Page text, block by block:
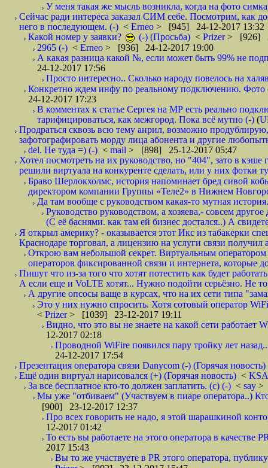
У меня такая же мысль возникла, когда на фото
Сейчас ради интереса заказал СИМ себе. Посмотрим, как
него в последующем. (-) < Erneo > [945] 24-12-2017 13:32
Какой номер у заявки?
(-) (Просьба) < Prizer> [926]
2965 (-) < Erneo > [936] 24-12-2017 19:00
А какая разница какой №, если может быть 99% не
24-12-2017 17:56
Просто интересно.. Сколько народу повелось на
Конкретно ждем инфу по реальному подключению. Фото
24-12-2017 17:23
В комментах к статье Сергея на МР есть реально
тарифицироваться, как межгород. Пока всё мутно (-) (
Продраться сквозь всю тему анрил, возможно
зафотографировать морду лица абонента и другие
del. Не туда =) (-) < mail > [898] 25-12-2017 05:47
Хотел посмотреть на их руководство, но "404", зато в
решили виртуала на конкуренте сделать, или у них фотки
Браво Шерлокхолмс, история напоминает бред сивой
директором компании Группы «Теле2» в Нижнем
Да там вообще с руководством какая-то мутная
Руководство руководством, а хозяева,- совсем
(С её баснями. как там ей бизнес достался..) А
Я открыл америку? - оказывается этот Икс из табакерки
Краснодаре торговал, а лицензию на услуги связи получил
Открою вам небольшой секрет. Виртуальным оператором
операторов фиксированной связи и интернета, которые
Пишут что из-за того что хотят потестить как будет
А если еще и VoLTE хотят... Нужно подойти серьёзно. Не
А другие опсосы ваще в курсах, что на их сети типа
Это у них нужно спросить. Хотя сотовый оператор
< Prizer> [1039] 23-12-2017 19:11
Видно, что это вы не знаете на какой сети
12-2017 02:18
Проводной WiFire появился пару тройку лет
24-12-2017 17:54
Презентация оператора связи Danycom (-) (Горячая новость)
Ещё один виртуал нарисовался (+) (Горячая новость) <
За все бесплатное кто-то должен заплатить. (с) (-) < say >
Мы уже "отбиваем" (Участвуем в пиаре оператора..)
[900] 23-12-2017 12:37
Про всех говорить не надо, я этой шарашкиной
12-2017 01:42
То есть вы работаете на этого оператора в качестве
2017 15:43
Вы то же участвуете в PR этого оператора,